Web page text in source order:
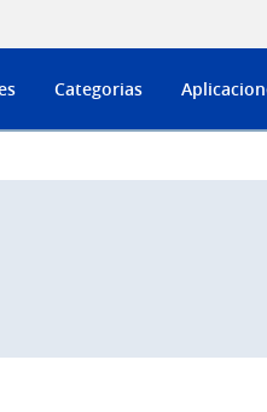
Categorias